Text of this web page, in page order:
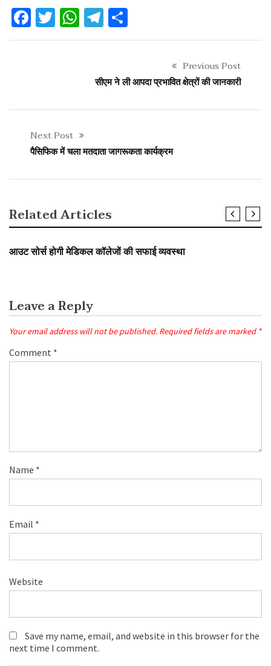
Facebook
Twitter
WhatsApp
Telegram
Previous Post
सीएम ने ली आपदा प्रभावित क्षेत्रों की जानकारी
Next Post
पैसिफिक में चला मतदाता जागरूकता कार्यक्रम
Related Articles
आउट सोर्स होगी मेडिकल कॉलेजों की सफाई व्यवस्था
Leave a Reply
Your email address will not be published. Required fields are marked *
Comment *
Name *
Email *
Website
Save my name, email, and website in this browser for the
next time I comment.